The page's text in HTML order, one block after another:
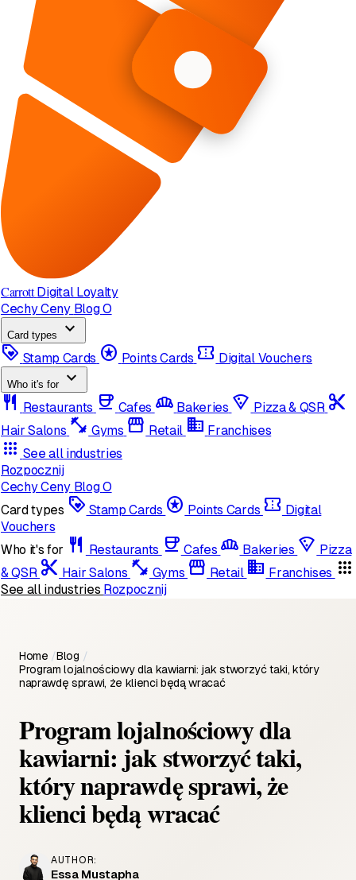
Carrott Digital Loyalty
CechyCeny BlogO
Card types
expand_more
loyalty Stamp Cards stars Points Cards confirmation_number Digital Vouchers
Who it's for expand_more
restaurant Restaurants coffee Cafes bakery_dining Bakeries local_pizza Pizza & QSR content_cut
Hair Salons fitness_center Gyms storefront Retail domain Franchises
apps See all industries
Rozpocznij
CechyCeny BlogO
Card types loyalty Stamp Cards stars Points Cards confirmation_number Digital
Vouchers
Who it's for restaurant Restaurants coffee Cafes bakery_dining Bakeries local_pizza Pizza
& QSR content_cut Hair Salons fitness_center Gyms storefront Retail domain Franchises apps
See all industries Rozpocznij
Home /Blog /
Program lojalnościowy dla kawiarni: jak stworzyć taki, który
naprawdę sprawi, że klienci będą wracać
Program lojalnościowy dla
kawiarni: jak stworzyć taki,
który naprawdę sprawi, że
klienci będą wracać
AUTHOR:
Essa Mustapha